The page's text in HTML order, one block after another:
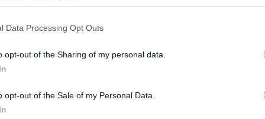
Data Processing Opt Outs
opt-out of the Sharing of my personal data.
opt-out of the Sale of my Personal Data.
που λειτουργεί εκτός του Facebook
τη σελίδα σας στο κοινωνικό δίκτυο.
Facebook είναι πολλές και θα πρέπει να
τι σας ταιριάζει και τι όχι.
από το Facebook θα πρέπει να έχετε
τη λειτουργικότητα άλλων